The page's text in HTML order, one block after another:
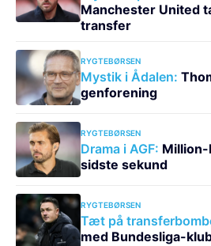
Manchester United
transfer
RYGTEBØRSEN
Mystik i Ådalen:
genforening
RYGTEBØRSEN
Drama i AGF: Million-
sidste sekund
RYGTEBØRSEN
Tæt på
med Bundesliga-